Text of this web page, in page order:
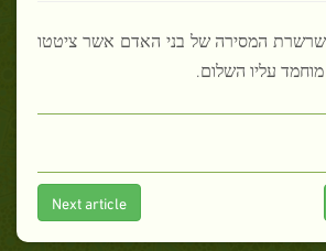
המסירה של בני האדם אשר ציטטו
עליו השלום.
Next article